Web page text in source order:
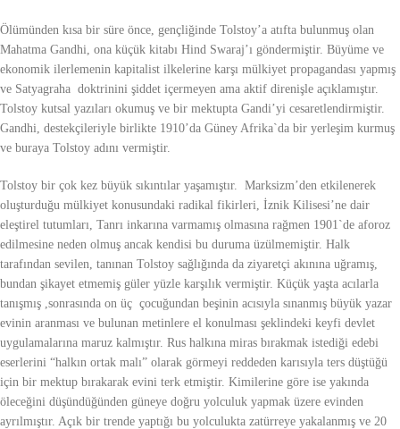
Ölümünden kısa bir süre önce, gençliğinde Tolstoy’a atıfta bulunmuş olan
Mahatma Gandhi, ona küçük kitabı Hind Swaraj’ı göndermiştir. Büyüme ve
ekonomik ilerlemenin kapitalist ilkelerine karşı mülkiyet propagandası yapmış
ve Satyagraha doktrinini şiddet içermeyen ama aktif direnişle açıklamıştır.
Tolstoy kutsal yazıları okumuş ve bir mektupta Gandi’yi cesaretlendirmiştir.
Gandhi, destekçileriyle birlikte 1910’da Güney Afrika`da bir yerleşim kurmuş
ve buraya Tolstoy adını vermiştir.
Tolstoy bir çok kez büyük sıkıntılar yaşamıştır. Marksizm’den etkilenerek
oluşturduğu mülkiyet konusundaki radikal fikirleri, İznik Kilisesi’ne dair
eleştirel tutumları, Tanrı inkarına varmamış olmasına rağmen 1901`de aforoz
edilmesine neden olmuş ancak kendisi bu duruma üzülmemiştir. Halk
tarafından sevilen, tanınan Tolstoy sağlığında da ziyaretçi akınına uğramış,
bundan şikayet etmemiş güler yüzle karşılık vermiştir. Küçük yaşta acılarla
tanışmış ,sonrasında on üç çocuğundan beşinin acısıyla sınanmış büyük yazar
evinin aranması ve bulunan metinlere el konulması şeklindeki keyfi devlet
uygulamalarına maruz kalmıştır. Rus halkına miras bırakmak istediği edebi
eserlerini “halkın ortak malı” olarak görmeyi reddeden karısıyla ters düştüğü
için bir mektup bırakarak evini terk etmiştir. Kimilerine göre ise yakında
öleceğini düşündüğünden güneye doğru yolculuk yapmak üzere evinden
ayrılmıştır. Açık bir trende yaptığı bu yolculukta zatürreye yakalanmış ve 20